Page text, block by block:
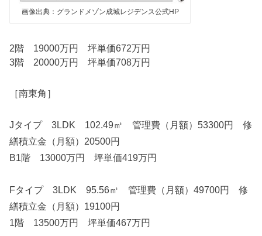
画像出典：グランドメゾン成城レジデンス公式HP
2階 19000万円 坪単価672万円
3階 20000万円 坪単価708万円
［南東角］
Jタイプ 3LDK 102.49㎡ 管理費（月額）53300円 修
繕積立金（月額）20500円
B1階 13000万円 坪単価419万円
Fタイプ 3LDK 95.56㎡ 管理費（月額）49700円 修
繕積立金（月額）19100円
1階 13500万円 坪単価467万円